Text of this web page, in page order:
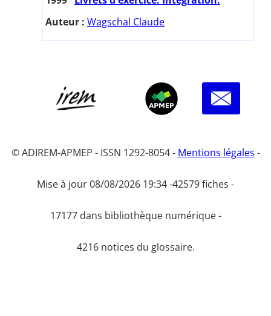
Auteur : Wagschal Claude
© ADIREM-APMEP - ISSN 1292-8054 - Mentions légales -
Mise à jour 08/08/2026 19:34 -42579 fiches -
17177 dans bibliothèque numérique -
4216 notices du glossaire.